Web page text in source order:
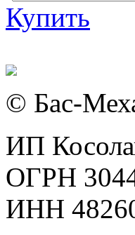
Купить
© Бас-
ИП
ОГРН
ИНН